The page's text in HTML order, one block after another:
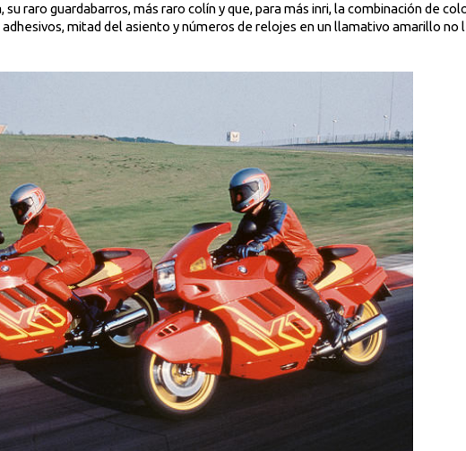
raro guardabarros, más raro colín y que, para más inri, la combinación de
mitad del asiento y números de relojes en un llamativo amarillo no